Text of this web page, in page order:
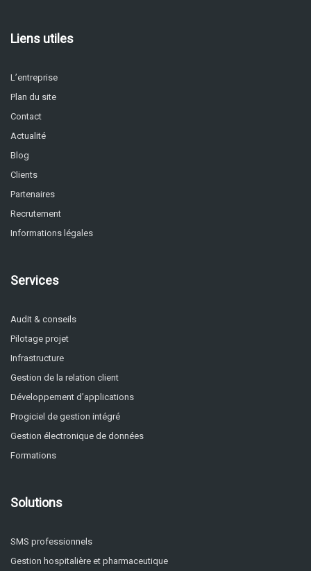
Liens utiles
L’entreprise
Plan du site
Contact
Actualité
Blog
Clients
Partenaires
Recrutement
Informations légales
Services
Audit & conseils
Pilotage projet
Infrastructure
Gestion de la relation client
Développement d’applications
Progiciel de gestion intégré
Gestion électronique de données
Formations
Solutions
SMS professionnels
Gestion hospitalière et pharmaceutique